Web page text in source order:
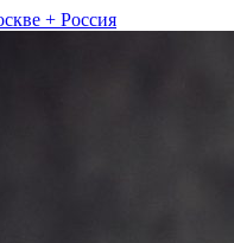
+ Россия